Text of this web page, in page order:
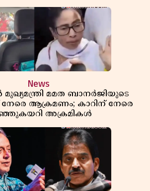
News
മമത ബാനർജിയുടെ
ആക്രമണം; കാറിന് നേരെ
അക്രമികൾ